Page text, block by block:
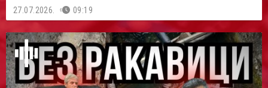
27.07.2026. 09:19